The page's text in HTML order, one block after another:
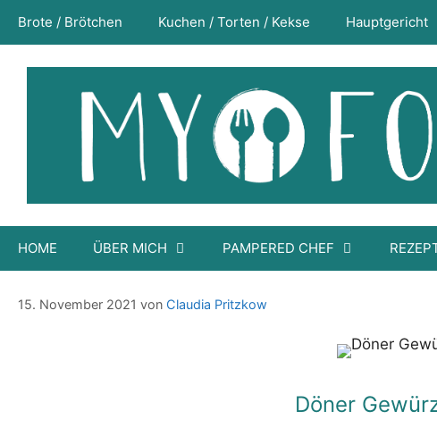
Inhalt
Brote / Brötchen Kuchen / Torten / Kekse Hauptgericht
HOME ÜBER MICH PAMPERED CHEF
Döner Gewürzmischung / Marinade
15. November 2021 von Claudia Pritzkow
Döner